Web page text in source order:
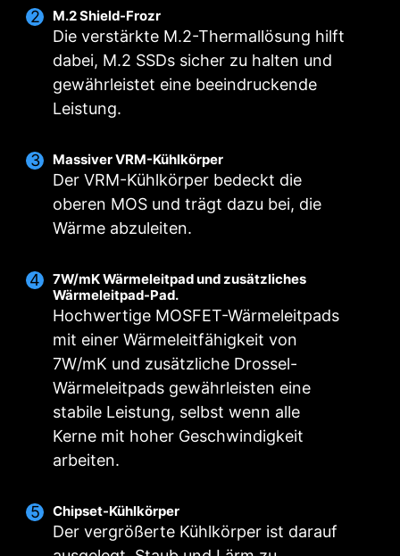
M.2 Shield-Frozr
Die verstärkte M.2-Thermallösung hilft
dabei, M.2 SSDs sicher zu halten und
gewährleistet eine beeindruckende
Leistung.
Massiver VRM-Kühlkörper
Der VRM-Kühlkörper bedeckt die
oberen MOS und trägt dazu bei, die
Wärme abzuleiten.
7W/mK Wärmeleitpad und zusätzliches
Wärmeleitpad-Pad.
Hochwertige MOSFET-Wärmeleitpads
mit einer Wärmeleitfähigkeit von
7W/mK und zusätzliche Drossel-
Wärmeleitpads gewährleisten eine
stabile Leistung, selbst wenn alle
Kerne mit hoher Geschwindigkeit
arbeiten.
Chipset-Kühlkörper
Der vergrößerte Kühlkörper ist darauf
DIGITALES POWER
DESIGN
Ein vollständig digitales
unverfälschte Stromzufuhr zur
CPU mit höchster Präzision.
DOPPELTE
STROMVERSORGUNG
Zwei 8-polige Anschlüsse
CORE-BOOST
Das Premium-Layout
unterstützt nicht nur die Multi-
Rahmenbedingungen für das
Übertakten.
OPTIMIERTES PCB-DESIGN
Das PCB-Design wurde für eine höhere
Bandbreite und schnellere